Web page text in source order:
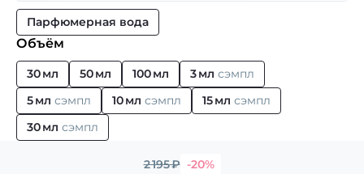
Парфюмерная вода
Объём
30 мл 50 мл 100 мл 3 мл сэмпл
5 мл сэмпл 10 мл сэмпл 15 мл сэмпл
30 мл сэмпл
2 195₽ -20%